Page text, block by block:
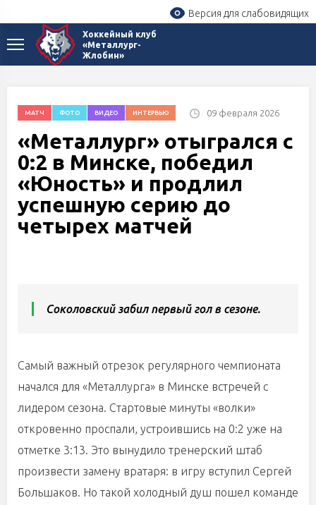
Версия для слабовидящих
Хоккейный клуб
«Металлург-
Жлобин»
МАТЧ ФОТО ВИДЕО ИНТЕРВЬЮ 09 февраля 2026
«Металлург» отыгрался с
0:2 в Минске, победил
«Юность» и продлил
успешную серию до
четырех матчей
Соколовский забил первый гол в сезоне.
Самый важный отрезок регулярного чемпионата
начался для «Металлурга» в Минске встречей с
лидером сезона. Стартовые минуты «волки»
откровенно проспали, устроившись на 0:2 уже на
отметке 3:13. Это вынудило тренерский штаб
произвести замену вратаря: в игру вступил Сергей
Большаков. Но такой холодный душ пошел команде